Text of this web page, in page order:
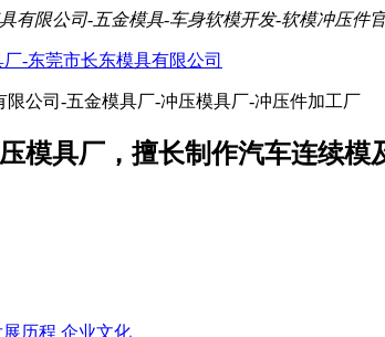
有限公司-五金模具-车身软模开发-软模冲压件
限公司-五金模具厂-冲压模具厂-冲压件加工厂
模具厂，擅长制作汽车连续模
展历程 企业文化